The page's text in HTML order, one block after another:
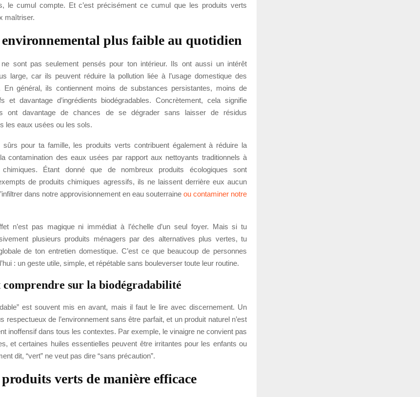
le cumul compte. Et c’est précisément ce cumul que les produits verts
maîtriser.
plus faible au quotidien
sont pas seulement pensés pour ton intérieur. Ils ont aussi un intérêt
large, car ils peuvent réduire la pollution liée à l’usage domestique des
En général, ils contiennent moins de substances persistantes, moins de
et davantage d’ingrédients biodégradables. Concrètement, cela signifie
ont davantage de chances de se dégrader sans laisser de résidus
les eaux usées ou les sols.
sûrs pour ta famille, les produits verts contribuent également à réduire la
contamination des eaux usées par rapport aux nettoyants traditionnels à
Étant donné que de nombreux produits écologiques sont
de produits chimiques agressifs, ils ne laissent derrière eux aucun
dans notre approvisionnement en eau souterraine ou contaminer notre
n’est pas magique ni immédiat à l’échelle d’un seul foyer. Mais si tu
plusieurs produits ménagers par des alternatives plus vertes, tu
de ton entretien domestique. C’est ce que beaucoup de personnes
: un geste utile, simple, et répétable sans bouleverser toute leur routine.
comprendre sur la biodégradabilité
est souvent mis en avant, mais il faut le lire avec discernement. Un
respectueux de l’environnement sans être parfait, et un produit naturel n’est
inoffensif dans tous les contextes. Par exemple, le vinaigre ne convient pas
et certaines huiles essentielles peuvent être irritantes pour les enfants ou
dit, “vert” ne veut pas dire “sans précaution”.
verts de manière efficace